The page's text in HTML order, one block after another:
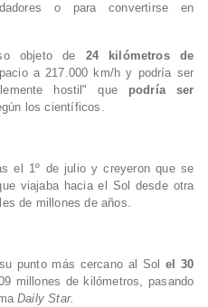
o para convertirse en
objeto de
24 kilómetros de
a 217.000 km/h y podría ser
hostil" que
podría ser
los científicos.
el 1º de julio y creyeron que se
viajaba hacia el Sol desde otra
de millones de años.
punto más cercano al Sol el 30
millones de kilómetros, pasando
Daily Star.